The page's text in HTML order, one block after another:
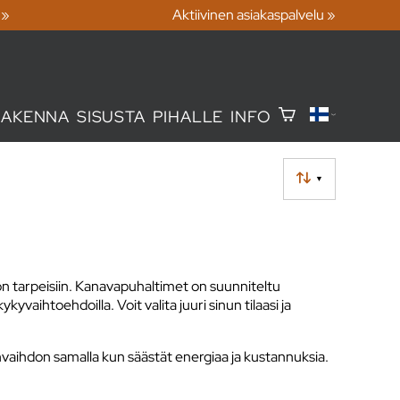
Aktiivinen asiakaspalvelu »
SISUSTA PIHALLE INFO
▼
tarpeisiin. Kanavapuhaltimet on suunniteltu
Voit valita juuri sinun tilaasi ja
samalla kun säästät energiaa ja kustannuksia.